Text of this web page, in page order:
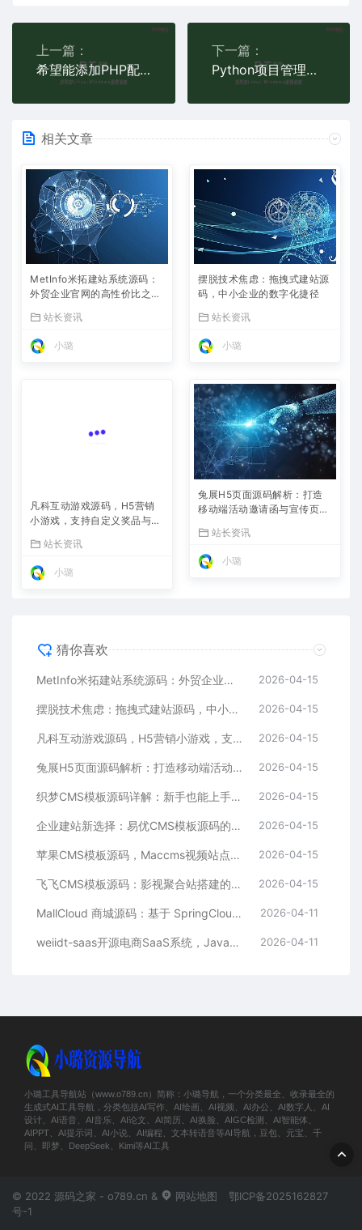
上一篇：
希望能添加PHP配置修复|PHP 修改配置出现错误
下一篇：
Python项目管理器的代码运行出现双份重复错误
相关文章
MetInfo米拓建站系统源码：
外贸企业官网的高性价比之
站长资讯
小璐
摆脱技术焦虑：拖拽式建站源
码，中小企业的数字化捷径
站长资讯
小璐
凡科互动游戏源码，H5营销
小游戏，支持自定义奖品与分
站长资讯
小璐
兔展H5页面源码解析：打造
移动端活动邀请函与宣传页的
站长资讯
小璐
猜你喜欢
MetInfo米拓建站系统源码：外贸企业官网的高性价比之选，内置SEO省心落地 2026-04-15
摆脱技术焦虑：拖拽式建站源码，中小企业的数字化捷径 2026-04-15
凡科互动游戏源码，H5营销小游戏，支持自定义奖品与分享 2026-04-15
兔展H5页面源码解析：打造移动端活动邀请函与宣传页的利器 2026-04-15
织梦CMS模板源码详解：新手也能上手的DedeCMS二次开发与建站指南 2026-04-15
企业建站新选择：易优CMS模板源码的多语言与SEO优势 2026-04-15
苹果CMS模板源码，Maccms视频站点，影视资源站模板首选 2026-04-15
飞飞CMS模板源码：影视聚合站搭建的理想之选 2026-04-15
MallCloud 商城源码：基于 SpringCloud Alibaba 的高并发电商系统深度解析 2026-04-11
weiidt-saas开源电商SaaS系统，Java社区版，支持多租户与插件化扩展 2026-04-11
小璐工具导航站（www.o789.cn）简称：小璐导航，一个分类最全、收录最全的
生成式AI工具导航，分类包括AI写作、AI绘画、AI视频、AI办公、AI数字人、AI
设计、AI语音、AI音乐、AI论文、AI简历、AI换脸、AIGC检测、AI智能体、
AIPPT、AI提示词、AI小说、AI编程、文本转语音等AI导航，豆包、元宝、千
问、即梦、DeepSeek、Kimi等AI工具
© 2022 源码之家 - o789.cn & 网站地图
鄂ICP备2025162827
号-1